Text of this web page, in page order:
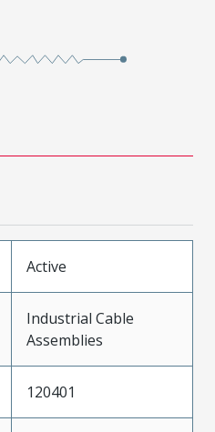
Active
Industrial Cable
Assemblies
120401